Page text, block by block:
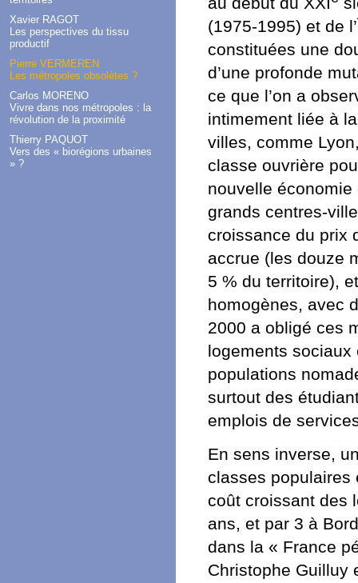
Xavier RAGOT
Les perspectives du tissu
productif
Pierre VERMEREN
Les métropoles obsolètes ?
Carlos MORENO
Vivre dans nos métropoles : la
révolution de la proximité
Thierry PAQUOT
Vers des « biorégions urbaines
» ?
(1975-1995) et de
constituées une
d’une profonde
ce que l’on a
intimement liée à
villes, comme
classe ouvrière
nouvelle
grands centres-
croissance du prix
accrue (les douze
5 % du territoire),
homogènes, avec
2000 a obligé ces
logements
populations
surtout des
emplois de
En sens inverse,
classes populaires
coût croissant des
ans, et par 3 à
dans la « France
Christophe Guilluy